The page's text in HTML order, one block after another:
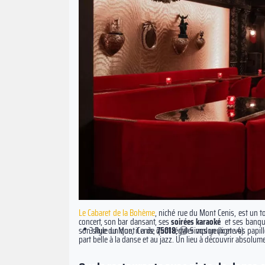
Le Cabaret de la Bohème, niché rue du Mont Cenis, est un
concert, son bar dansant, sessoirées karaoké et ses
son style unique, il a de quoi régaler vos yeux et vos
part belle à la danse et au jazz. Un lieu à découvrir
📍 3 Rue du Mont Cenis,75018, Ⓜ️ Simplon (ligne 4)